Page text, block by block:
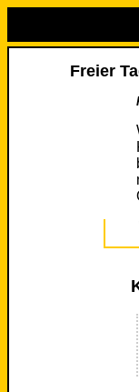
Freier